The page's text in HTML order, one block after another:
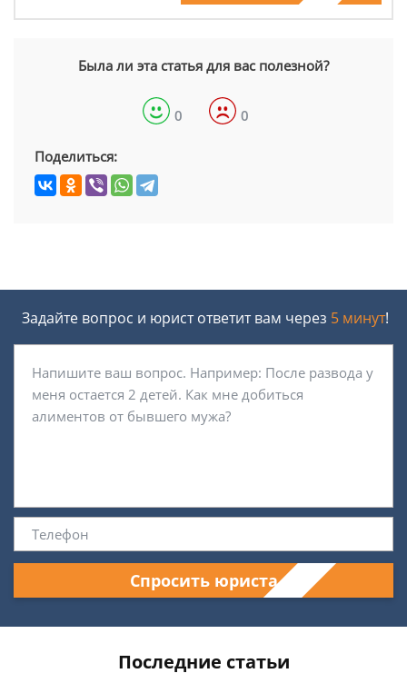
Была ли эта статья для вас полезной?
0 0
Поделиться:
Задайте вопрос и юрист ответит вам через 5 минут!
Спросить юриста
Последние статьи